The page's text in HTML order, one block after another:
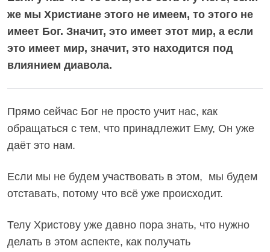
же мы Христиане этого не имеем, то этого не
имеет Бог. Значит, это имеет этот мир, а если
это имеет мир, значит, это находится под
влиянием диавола.
Прямо сейчас Бог не просто учит нас, как
обращаться с тем, что принадлежит Ему, Он уже
даёт это нам.
Если мы не будем участвовать в этом, мы будем
отставать, потому что всё уже происходит.
Телу Христову уже давно пора знать, что нужно
делать в этом аспекте, как получать